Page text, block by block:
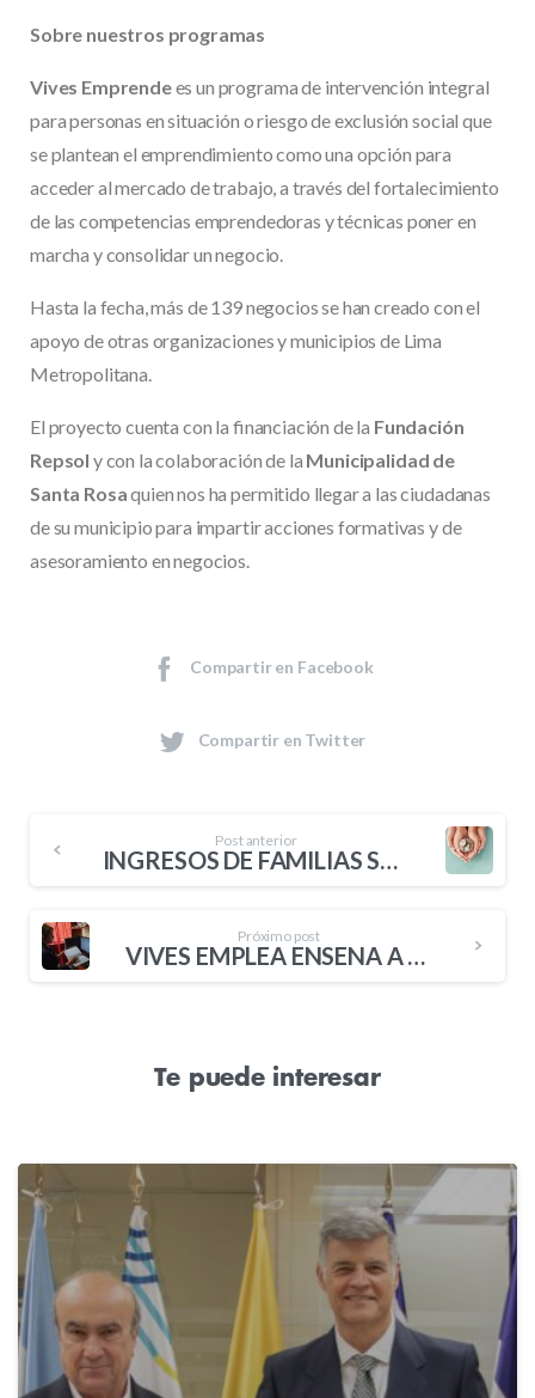
Sobre nuestros programas
Vives Emprendees un programa de intervención integral
para personas en situación o riesgo de exclusión social que
se plantean el emprendimiento como una opción para
acceder al mercado de trabajo, a través del fortalecimiento
de las competencias emprendedoras y técnicas poner en
marcha y consolidar un negocio.
Hasta la fecha, más de 139 negocios se han creado con el
apoyo de otras organizaciones y municipios de Lima
Metropolitana.
El proyecto cuenta con la financiación de la Fundación
Repsol y con la colaboración de la Municipalidad de
Santa Rosaquien nos ha permitido llegar a las ciudadanas
de su municipio para impartir acciones formativas y de
asesoramiento en negocios.
Compartir en Facebook
Compartir en Twitter
Post anterior
INGRESOS DE FAMILIAS SE REDUJERON EN MÁS DE S/850 SOLES DURANTE LA PANDEMIA
Próximo post
VIVES EMPLEA ENSEÑA A SACAR LO MEJOR DE TI Y HACER QUE LOS DEMÁS LO VEAN
Te puede interesar